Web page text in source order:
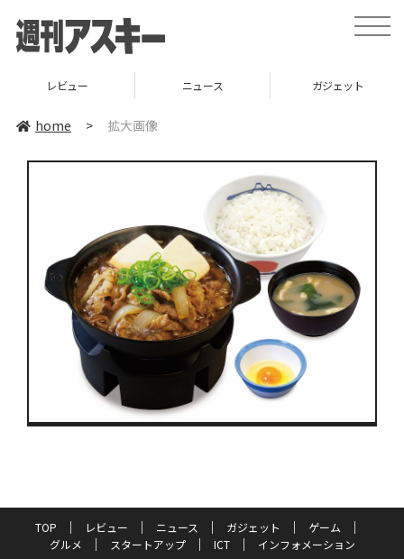
toggle
レビュー ニュース ガジェット
home > 拡大画像
TOP レビュー ニュース ガジェット
ゲーム
グルメ
スタートアップ ICT
インフォメーション